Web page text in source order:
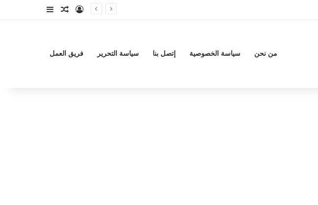
تسجيل الدخول
مقال عشوائي
إضافة عمود
من نحن سياسة الخصوصية إتصل بنا سياسة التحرير فريق العمل